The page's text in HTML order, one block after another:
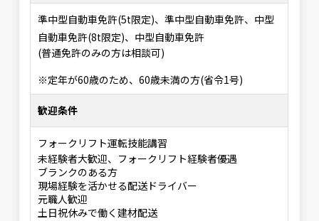
準中型自動車免許(5t限定)、準中型自動車免許、中型
自動車免許(8t限定)、中型自動車免許
(普通免許のみの方は相談可)
※定年が60歳のため、60歳未満の方(省令1号)
歓迎条件
フォークリフト運転技能講習
未経験者大歓迎、フォークリフト経験者優遇
ブランクのある方
現場経験を活かせる配送ドライバー
元職人歓迎
土日祝休みで働く建材配送